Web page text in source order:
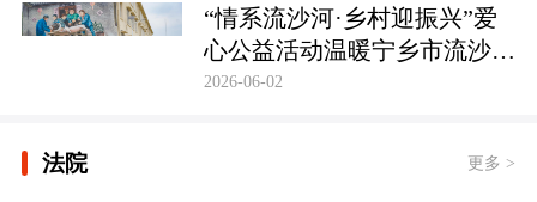
“情系流沙河·乡村迎振兴”爱
心公益活动温暖宁乡市流沙河
镇
2026-06-02
法院 更多 >